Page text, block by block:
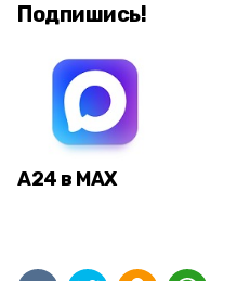
Подпишись!
А24 в MAX